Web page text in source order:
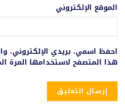
الموقع الإلكتروني
احفظ اسمي، بريدي الإلكتروني،
هذا المتصفح لاستخدامها المرة